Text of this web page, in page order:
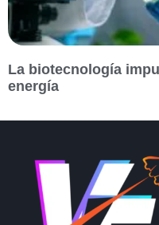
La biotecnología
energía